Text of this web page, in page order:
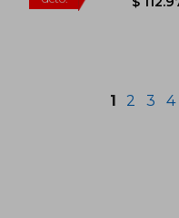
1 2 3 4